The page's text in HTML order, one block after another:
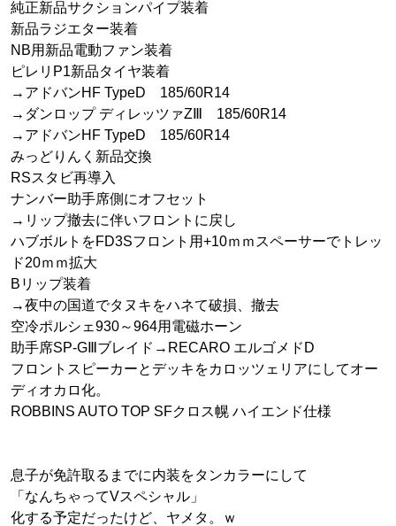
純正新品サクションパイプ装着
新品ラジエター装着
NB用新品電動ファン装着
ピレリP1新品タイヤ装着
→アドバンHF TypeD 185/60R14
→ダンロップ ディレッツァZⅢ 185/60R14
→アドバンHF TypeD 185/60R14
みっどりんく新品交換
RSスタビ再導入
ナンバー助手席側にオフセット
→リップ撤去に伴いフロントに戻し
ハブボルトをFD3Sフロント用+10ｍｍスペーサーでトレッ
ド20ｍｍ拡大
Bリップ装着
→夜中の国道でタヌキをハネて破損、撤去
空冷ポルシェ930～964用電磁ホーン
助手席SP-GⅢブレイド→RECARO エルゴメドD
フロントスピーカーとデッキをカロッツェリアにしてオー
ディオカロ化。
ROBBINS AUTO TOP SFクロス幌 ハイエンド仕様
息子が免許取るまでに内装をタンカラーにして
「なんちゃってVスペシャル」
化する予定だったけど、ヤメタ。ｗ